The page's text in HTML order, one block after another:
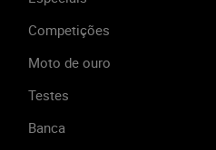
Competições
Moto de ouro
Testes
Banca